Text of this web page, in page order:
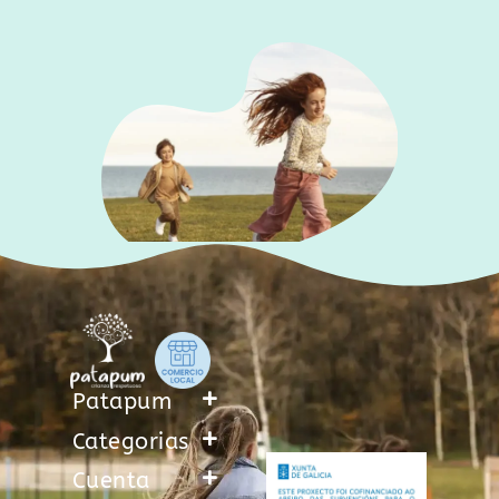
Patapum
Categorias
Cuenta